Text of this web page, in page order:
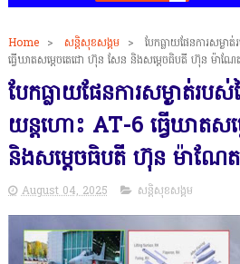
Home > សន្តិសុខសង្គម >
បែកធ្លាយផែនការសម្ង
ធ្វើឃាតសម្ដេចតេជោ ហ៊ុន សែន និងសម្ដេចធិបតី ហ៊ុន ម៉ាណែ
បែកធ្លាយផែនការសម្ងាត់របស់
យន្តហោះ AT-6 ធ្វើឃាតស
និងសម្ដេចធិបតី ហ៊ុន ម៉ាណែត
August 04, 2025 សន្តិសុខសង្គម